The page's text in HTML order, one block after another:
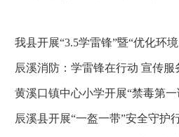
我县开展“3.5学雷锋”暨“优化环
辰溪消防：学雷锋在行动 宣传服
黄溪口镇中心小学开展“禁毒第
辰溪县开展“一盔一带”安全守护